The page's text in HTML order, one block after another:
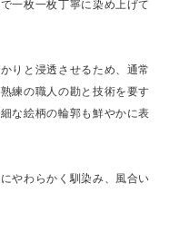
一枚一枚丁寧に染め上げて
りと浸透させるため、通常
練の職人の勘と技術を要す
な絵柄の輪郭も鮮やかに表
やわらかく馴染み、風合い